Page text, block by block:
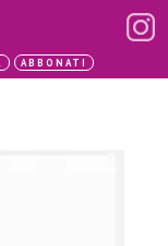
ABBONATI